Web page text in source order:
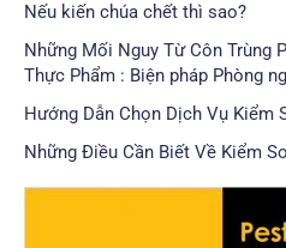
Nếu kiến chúa chết thì sao?
Những Mối Nguy Từ Côn Trùng
Thực Phẩm : Biện pháp Phòng
Hướng Dẫn Chọn Dịch Vụ Kiểm
Những Điều Cần Biết Về Kiểm